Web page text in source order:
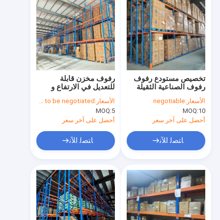
منتجات
فيديوهات
رفوف مخزن قابلة
للتعديل في الارتفاع و
رفوف مخزن للبيع
الأسعار: Price needs to be negotiated
MOQ:5
أحصل على آخر سعر
ﺎﺘﺼﻟ ﺍﻶﻧ
تخصيص مستودع رفوف
رفوف الصناعية الثقيلة
الأسعار:negotiable
MOQ:10
أحصل على آخر سعر
ﺎﺘﺼﻟ ﺍﻶﻧ